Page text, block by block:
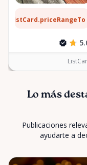
ListCard.priceRangeTo
Lo más
Publicaciones
ayudarte a